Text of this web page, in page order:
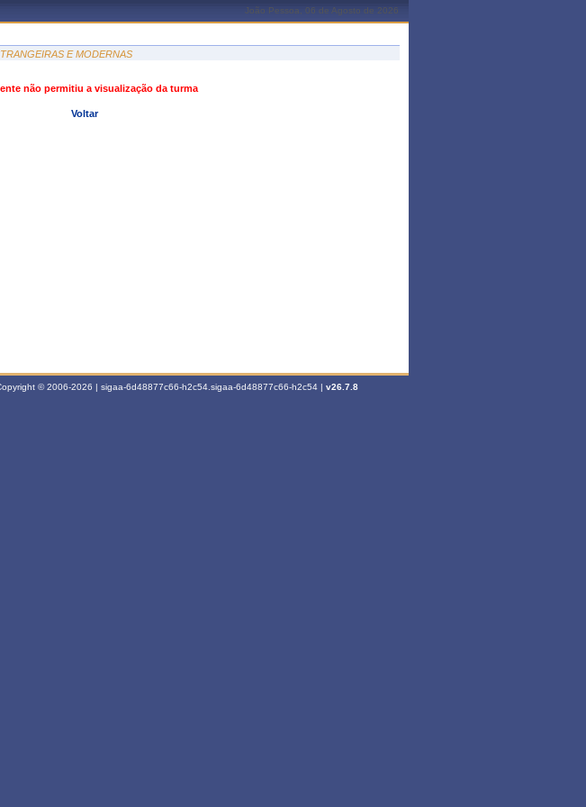
João Pessoa, 06 de Agosto de 2026
E MODERNAS
não permitiu a visualização da turma
Voltar
© 2006-2026 | sigaa-6d48877c66-h2c54.sigaa-6d48877c66-h2c54 | v26.7.8